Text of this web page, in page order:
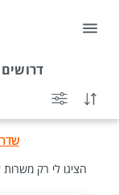
דרושים
הציגו לי רק משרות